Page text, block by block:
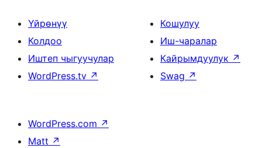
Үйрөнүү
Колдоо
Иштеп чыгуучулар
WordPress.tv ↗
Кошулуу
Иш-чаралар
Кайрымдуулук ↗
Swag ↗
WordPress.com ↗
Matt ↗